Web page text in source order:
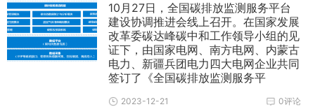
10月27日，全国碳排放监测服务平台
建设协调推进会线上召开。在国家发展
改革委碳达峰碳中和工作领导小组的见
证下，由国家电网、南方电网、内蒙古
电力、新疆兵团电力四大电网企业共同
签订了《全国碳排放监测服务平
0评论
2023-12-21